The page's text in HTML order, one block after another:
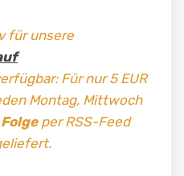
für unsere
Für nur 5 EUR
Montag, Mittwoch
per RSS-Feed